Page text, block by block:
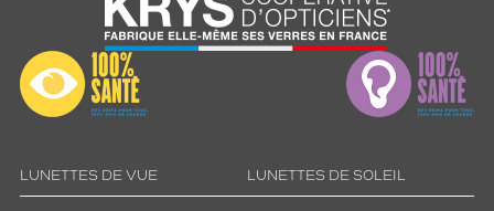
LUNETTES DE VUE LUNETTES DE SOLEIL